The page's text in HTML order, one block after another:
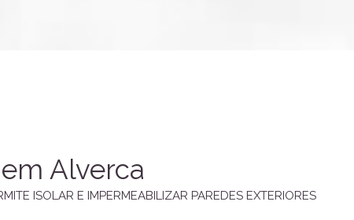
Alverca
ISOLAR E IMPERMEABILIZAR PAREDES EXTERIORES